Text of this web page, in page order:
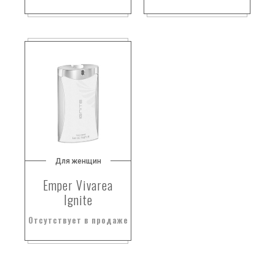
Для женщин
Emper Vivarea
Ignite
Отсутствует в продаже